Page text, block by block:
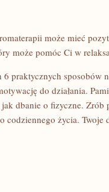
⁢może⁢ mieć
może pomóc Ci w
praktycznych sposobów
do działania.
dbanie o fizyczne.
codziennego życia. Twoje